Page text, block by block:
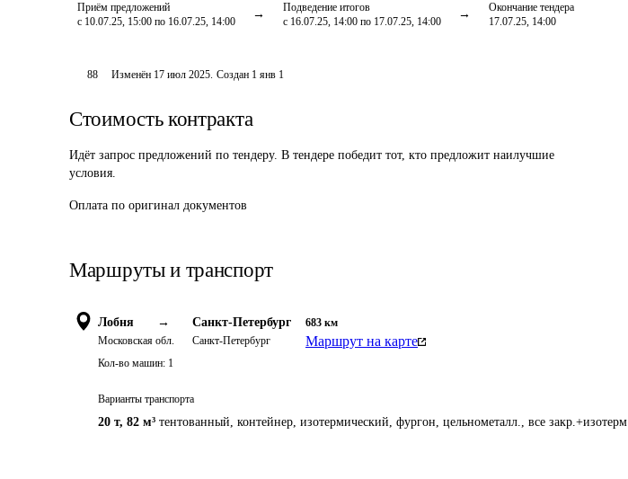
Приём предложений
с 10.07.25, 15:00 по 16.07.25, 14:00
Подведение итогов
с 16.07.25, 14:00 по 17.07.25, 14:00
Окончание тендера
17.07.25, 14:00
88 Изменён 17 июл 2025. Создан 1 янв 1
Стоимость контракта
Идёт запрос предложений по тендеру. В тендере победит тот, кто предложит наилучшие
условия.
Оплата по оригинал документов
Маршруты и транспорт
Лобня →
Московская обл.
Санкт-Петербург
Санкт-Петербург
683 км
Маршрут на карте
Кол-во машин: 1
Варианты транспорта
20 т, 82 м³ тентованный, контейнер, изотермический, фургон, цельнометалл., все закр.+изотерм